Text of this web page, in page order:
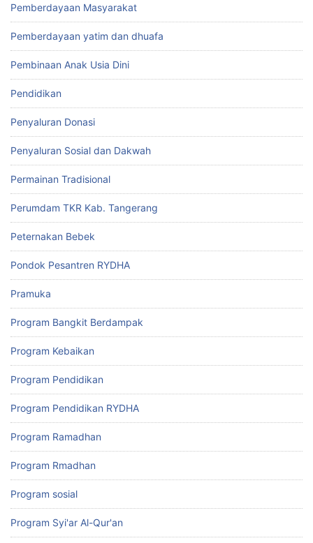
Pemberdayaan Masyarakat
Pemberdayaan yatim dan dhuafa
Pembinaan Anak Usia Dini
Pendidikan
Penyaluran Donasi
Penyaluran Sosial dan Dakwah
Permainan Tradisional
Perumdam TKR Kab. Tangerang
Peternakan Bebek
Pondok Pesantren RYDHA
Pramuka
Program Bangkit Berdampak
Program Kebaikan
Program Pendidikan
Program Pendidikan RYDHA
Program Ramadhan
Program Rmadhan
Program sosial
Program Syi'ar Al-Qur'an